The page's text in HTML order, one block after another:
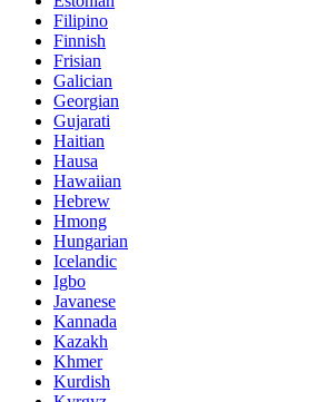
Filipino
Finnish
Frisian
Galician
Georgian
Gujarati
Haitian
Hausa
Hawaiian
Hebrew
Hmong
Hungarian
Icelandic
Igbo
Javanese
Kannada
Kazakh
Khmer
Kurdish